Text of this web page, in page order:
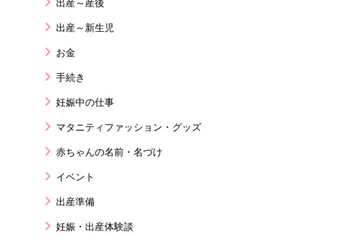
出産～新生児
お金
手続き
妊娠中の仕事
マタニティファッション・グッズ
赤ちゃんの名前・名づけ
イベント
出産準備
妊娠・出産体験談